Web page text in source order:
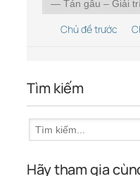
Chủ đề trước
Tìm kiếm
Hãy tham gia